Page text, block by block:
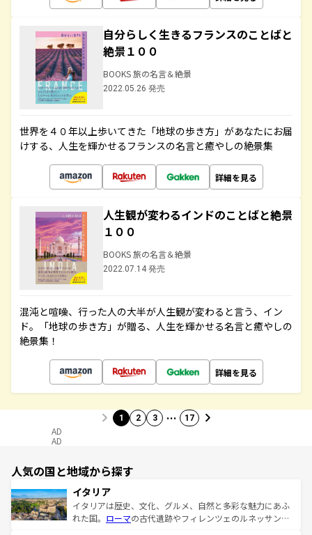
自分らしく生きるフランスのことばと
絶景１００
BOOKS 旅の名言＆絶景
2022.05.26 発売
世界を４０年以上歩いてきた「地球の歩き方」があなたにお届
けする、人生を輝かせるフランスの名言と癒やしの絶景集
詳細を見る
人生観が変わるインドのことばと絶景
１００
BOOKS 旅の名言＆絶景
2022.07.14 発売
混沌と喧噪、行った人の大半が人生観が変わると言う、イン
ド。「地球の歩き方」が贈る、人生を輝かせる名言と癒やしの
絶景集！
詳細を見る
1 2 3 … 17
AD
AD
人気の国と地域から探す
イタリア
イタリアは歴史、文化、グルメ、自然と多彩な魅力にあふ
れた国。 ローマの古代遺跡やフィレンツェのルネッサンス